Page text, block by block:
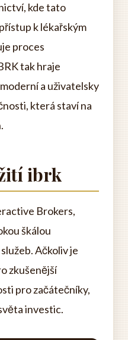
kde tato
k lékařským
proces
tak hraje
a uživatelsky
která staví na
ibrk
Brokers,
škálou
Ačkoliv je
zkušenější
pro začátečníky,
investic.